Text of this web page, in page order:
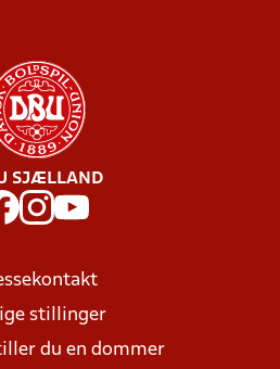
SJÆLLAND
stillinger
du en dommer